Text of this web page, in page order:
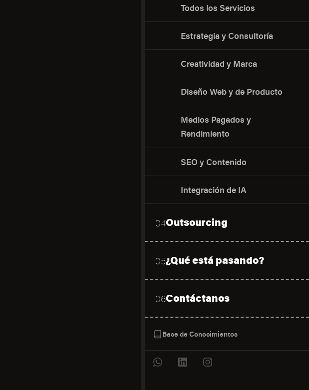
Todos los Servicios
Estrategia y Consultoría
Creatividad y Marca
Diseño Web y de Producto
Medios Pagados y
Rendimiento
SEO y Contenido
Integración de IA
04Outsourcing
05¿Qué está pasando?
06Contáctanos
Base de Conocimientos